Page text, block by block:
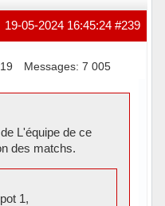
#239
19-05-2024 16:45:24
Messages: 7 005
L'équipe de ce
des matchs.
1,